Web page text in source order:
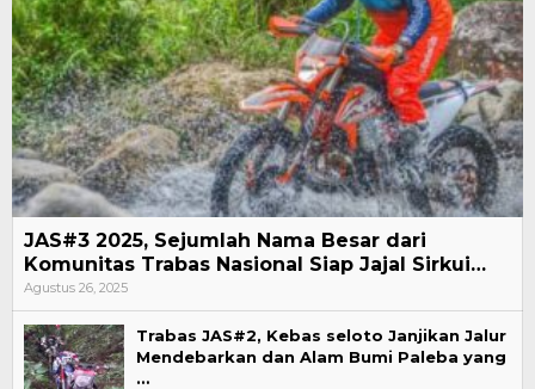
JAS#3 2025, Sejumlah Nama Besar dari
Komunitas Trabas Nasional Siap Jajal Sirkui…
Agustus 26, 2025
Trabas JAS#2, Kebas seloto Janjikan Jalur
Mendebarkan dan Alam Bumi Paleba yang
…